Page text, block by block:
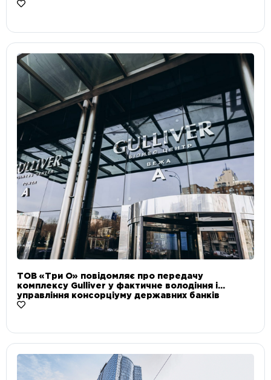
ТОВ «Три О» повідомляє про передачу
комплексу Gulliver у фактичне володіння і
управління консорціуму державних банків